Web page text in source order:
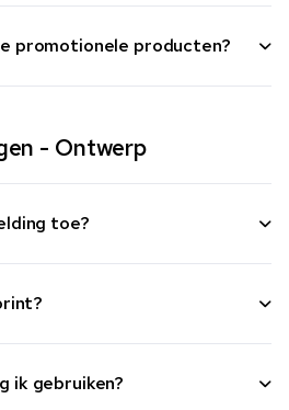
promotionele producten?
- Ontwerp
toe?
ik gebruiken?